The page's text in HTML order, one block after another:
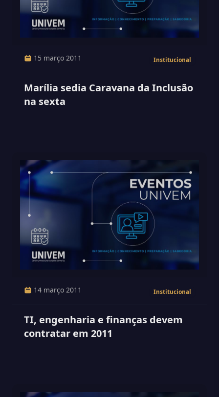
15 março 2011 Institucional
Marília sedia Caravana da Inclusão
na sexta
14 março 2011 Institucional
TI, engenharia e finanças devem
contratar em 2011